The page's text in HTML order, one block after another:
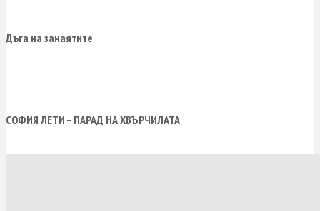
Дъга на занаятите
СОФИЯ ЛЕТИ – ПАРАД НА ХВЪРЧИЛАТА